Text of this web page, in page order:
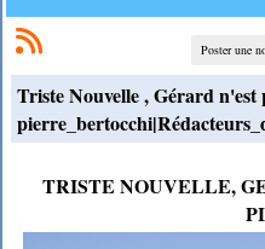
Poster une
Triste Nouvelle , Gérard n'est
TRISTE NOUVELLE,